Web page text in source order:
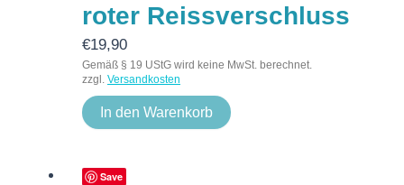
roter Reissverschluss
€19,90
Gemäß § 19 UStG wird keine MwSt. berechnet.
zzgl. Versandkosten
In den Warenkorb
Save